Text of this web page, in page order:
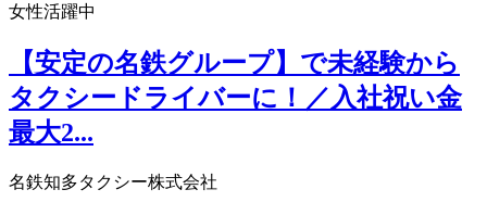
女性活躍中
【安定の名鉄グループ】で未経験から
タクシードライバーに！／入社祝い金
最大2...
名鉄知多タクシー株式会社